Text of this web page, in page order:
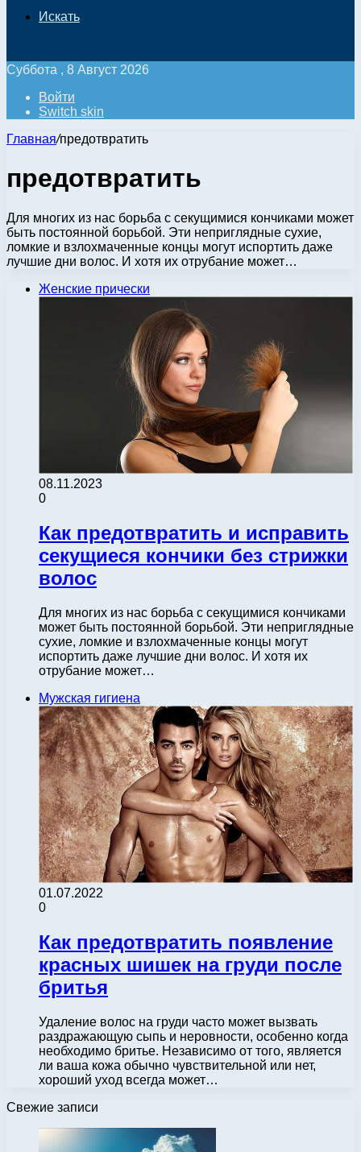
Искать
Суббота , 8 Август 2026
Войти
Switch skin
Главная/предотвратить
предотвратить
Для многих из нас борьба с секущимися кончиками может
быть постоянной борьбой. Эти неприглядные сухие,
ломкие и взлохмаченные концы могут испортить даже
лучшие дни волос. И хотя их отрубание может…
Женские прически
08.11.2023
0
Как предотвратить и исправить
секущиеся кончики без стрижки
волос
Для многих из нас борьба с секущимися кончиками
может быть постоянной борьбой. Эти неприглядные
сухие, ломкие и взлохмаченные концы могут
испортить даже лучшие дни волос. И хотя их
отрубание может…
Мужская гигиена
01.07.2022
0
Как предотвратить появление
красных шишек на груди после
бритья
Удаление волос на груди часто может вызвать
раздражающую сыпь и неровности, особенно когда
необходимо бритье. Независимо от того, является
ли ваша кожа обычно чувствительной или нет,
хороший уход всегда может…
Свежие записи